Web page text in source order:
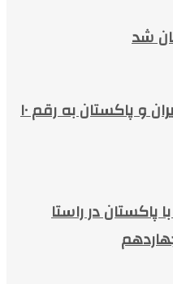
شد
افزایش حجم تجارت بین ایران و پاکستان به رقم ۱۰
پاکستان در راستا